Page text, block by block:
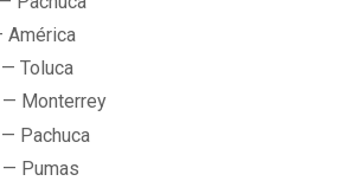
América
Toluca
— Monterrey
Pachuca
Pumas